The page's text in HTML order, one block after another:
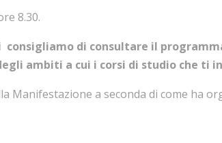
8.30.
consigliamo di consultare il
ambiti a cui i corsi di studio che ti
Manifestazione a seconda di come ha